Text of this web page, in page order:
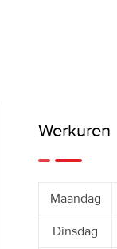
Werkuren
Maandag
Dinsdag